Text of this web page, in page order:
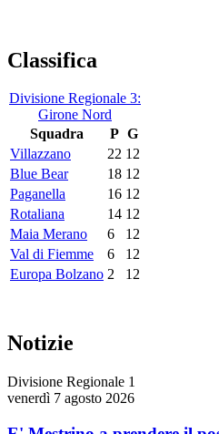
Classifica
Divisione Regionale 3:
Girone Nord
Squadra
P G
Villazzano
22 12
Blue Bear
18 12
Paganella
16 12
Rotaliana
14 12
Maia Merano
6
12
Val di Fiemme
6
12
Europa Bolzano 2 12
Notizie
Divisione Regionale 1
venerdì 7 agosto 2026